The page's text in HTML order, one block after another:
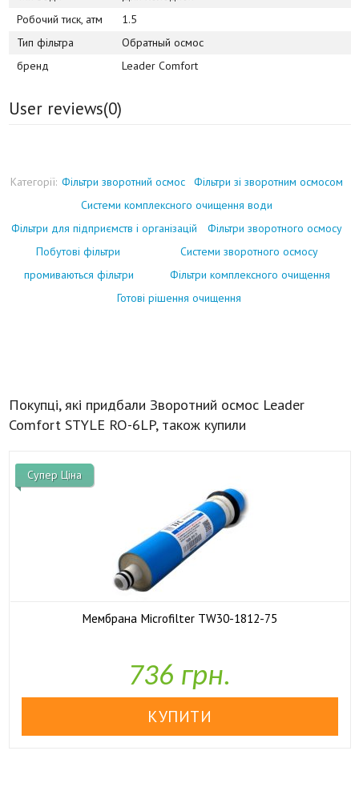
Робочий тиск, атм
1.5
Тип фільтра
Обратный осмос
бренд
Leader Comfort
User reviews(0)
Категорії: Фільтри зворотний осмос
Фільтри зі зворотним осмосом
Системи комплексного очищення води
Фільтри для підприємств і організацій
Фільтри зворотного осмосу
Побутові фільтри
Системи зворотного осмосу
промиваються фільтри
Фільтри комплексного очищення
Готові рішення очищення
Покупці, які придбали Зворотний осмос Leader
Comfort STYLE RO-6LP, також купили
Супер Ціна
Мембрана Microfilter TW30-1812-75
736 грн.